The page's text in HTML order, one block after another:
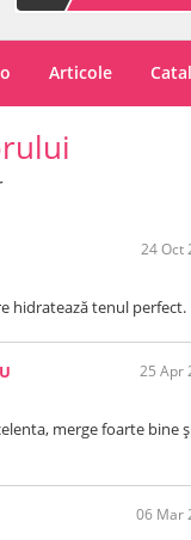
Articole
24 Oct
hidratează tenul perfect.
25 Apr
merge foarte bine
06 Mar